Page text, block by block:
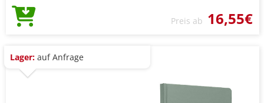
Preis ab 16,55€
Lager: auf Anfrage